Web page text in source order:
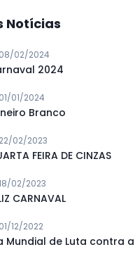
Notícias
08/02/2024
2024
01/01/2024
Branco
22/02/2023
FEIRA DE CINZAS
02/2023
CARNAVAL
01/12/2022
Mundial de Luta contra a